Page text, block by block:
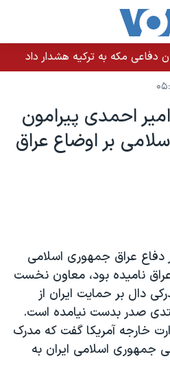
مکه به ترکیه هشدار داد
احمدی پيرامون
بر اوضاع عراق
دفاع عراق جمهوری اسلامی
ناميده بود، معاون نخست
دال بر حمايت ايران از
صدر بدست نيامده است.
خارجه آمريکا گفت که مدرک
جمهوری اسلامی ايران به